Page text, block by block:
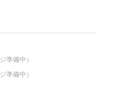
準備中）
準備中）